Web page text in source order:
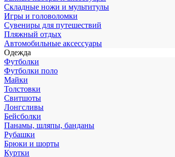
Складные ножи и мультитулы
Игры и головоломки
Сувениры для путешествий
Пляжный отдых
Автомобильные аксессуары
Одежда
Футболки
Футболки поло
Майки
Толстовки
Свитшоты
Лонгсливы
Бейсболки
Панамы, шляпы, банданы
Рубашки
Брюки и шорты
Куртки